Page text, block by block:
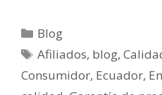
Blog
Afiliados, blog,
Consumidor, Ecuador,